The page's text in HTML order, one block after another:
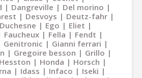
Dangreville
Del morino
Desvoys
Deutz-fahr
Duchesne Ego
Eliet
Faucheux Fella
Fendt
Genitronic
Gianni ferrari
Gregoire besson
Grillo
Hesston Honda
Horsch
Idass Infaco
Iseki